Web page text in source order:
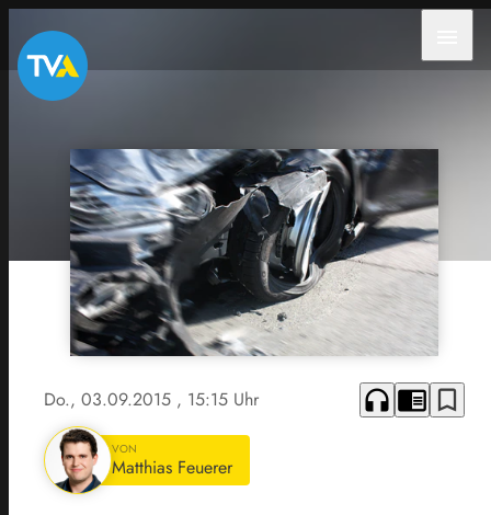
Do., 03.09.2015 , 15:15 Uhr headphones chrome_reader_mode bookmark_border
VON
Matthias Feuerer